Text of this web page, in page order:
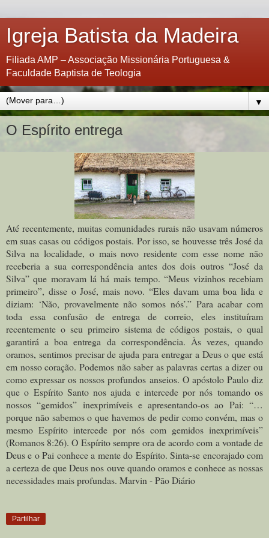
Igreja Batista da Madeira
Filiada AMP – Associação Missionária Portuguesa &
Faculdade Baptista de Teologia
▼
O Espírito entrega
Até recentemente, muitas comunidades rurais não usavam números
em suas casas ou códigos postais. Por isso, se houvesse três José da
Silva na localidade, o mais novo residente com esse nome não
receberia a sua correspondência antes dos dois outros “José da
Silva” que moravam lá há mais tempo. “Meus vizinhos recebiam
primeiro”, disse o José, mais novo. “Eles davam uma boa lida e
diziam: ‘Não, provavelmente não somos nós’.” Para acabar com
toda essa confusão de entrega de correio, eles instituíram
recentemente o seu primeiro sistema de códigos postais, o qual
garantirá a boa entrega da correspondência. Às vezes, quando
oramos, sentimos precisar de ajuda para entregar a Deus o que está
em nosso coração. Podemos não saber as palavras certas a dizer ou
como expressar os nossos profundos anseios. O apóstolo Paulo diz
que o Espírito Santo nos ajuda e intercede por nós tomando os
nossos “gemidos” inexprimíveis e apresentando-os ao Pai: “…
porque não sabemos o que havemos de pedir como convém, mas o
mesmo Espírito intercede por nós com gemidos inexprimíveis”
(Romanos 8:26). O Espírito sempre ora de acordo com a vontade de
Deus e o Pai conhece a mente do Espírito. Sinta-se encorajado com
a certeza de que Deus nos ouve quando oramos e conhece as nossas
necessidades mais profundas. Marvin - Pão Diário
Partilhar